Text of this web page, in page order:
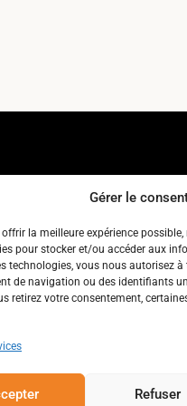
Gérer le
la meilleure expérience
pour stocker et/ou accéder aux
technologies, vous nous autorisez
de navigation ou des identifiants
retirez votre consentement,
Refuser